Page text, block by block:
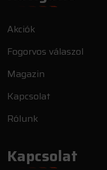
Akciók
Fogorvos válaszol
Magazin
Kapcsolat
Rólunk
Kapcsolat